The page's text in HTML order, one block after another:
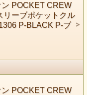
POCKET CREW
リーブポケットクル
P-BLACK P-ブ
POCKET CREW